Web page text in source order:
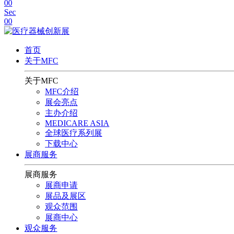
00
Sec
00
首页
关于MFC
关于MFC
MFC介绍
展会亮点
主办介绍
MEDICARE ASIA
全球医疗系列展
下载中心
展商服务
展商服务
展商申请
展品及展区
观众范围
展商中心
观众服务